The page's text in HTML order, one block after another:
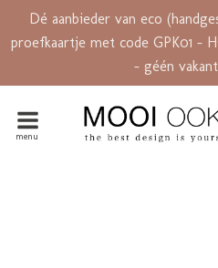
Dé aanbieder van eco
proefkaartje met code GPK01 -
- géén
menu